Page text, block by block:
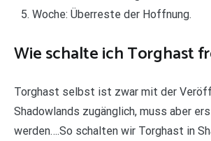
Woche: Überreste der Hoffnung.
Wie schalte ich Torghast
Torghast selbst ist zwar mit der
Shadowlands zugänglich, muss aber
werden….So schalten wir Torghast in